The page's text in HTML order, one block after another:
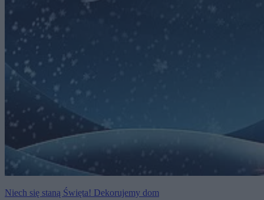
Niech się staną Święta! Dekorujemy dom